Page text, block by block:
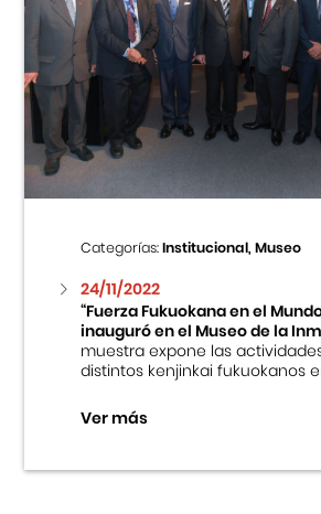
Categorías:Institucional, Museo
24/11/2022
“Fuerza Fukuokana en el
inauguró en el Museo de la
muestra expone las
distintos kenjinkai fukuokanos
Ver más